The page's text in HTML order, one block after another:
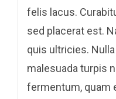
felis lacus.
sed placerat est.
quis ultricies.
malesuada turpis
fermentum, quam